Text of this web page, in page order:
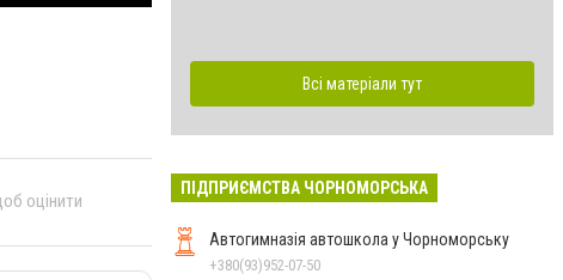
оцінити
Всі матеріали тут
ПІДПРИЄМСТВА ЧОРНОМОРСЬКА
Автогимназія автошкола у Чорноморську
+380(93)952-07-50